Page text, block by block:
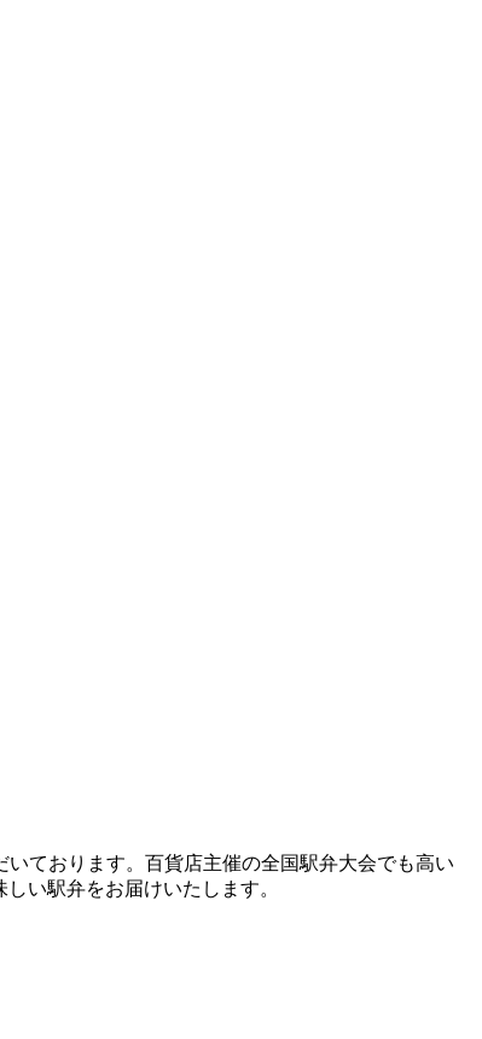
ております。百貨店主催の全国駅弁大会でも高い
い駅弁をお届けいたします。